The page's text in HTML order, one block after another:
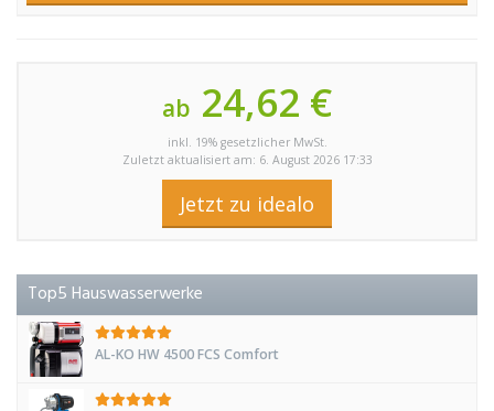
ab 24,62 €
inkl. 19% gesetzlicher MwSt.
Zuletzt aktualisiert am: 6. August 2026 17:33
Jetzt zu idealo
Top5 Hauswasserwerke
AL-KO HW 4500 FCS Comfort